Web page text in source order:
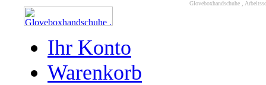
Gloveboxhandschuhe ,
Ihr Konto
Warenkorb